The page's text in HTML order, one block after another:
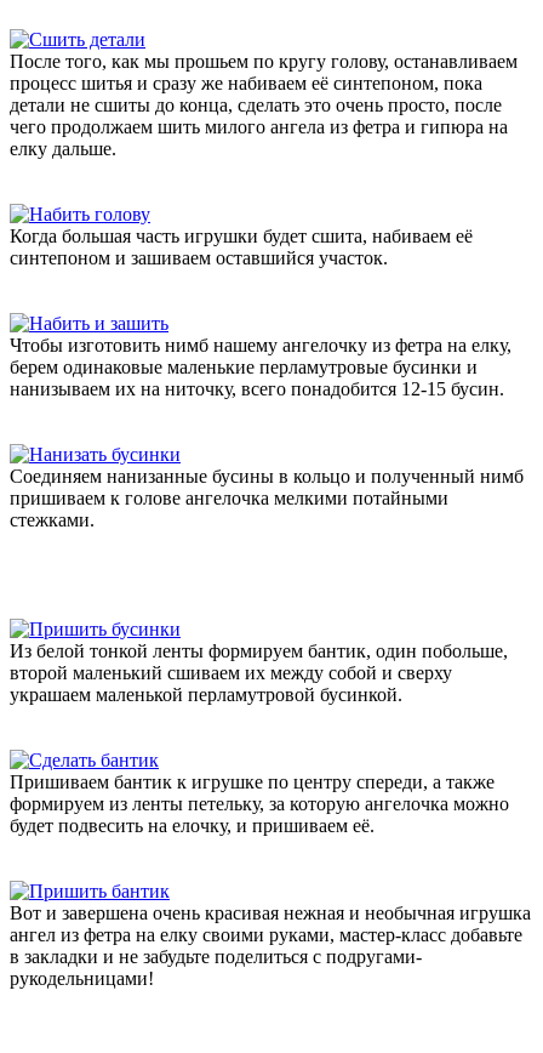
После того, как мы прошьем по кругу голову, останавливаем
процесс шитья и сразу же набиваем её синтепоном, пока
детали не сшиты до конца, сделать это очень просто, после
чего продолжаем шить милого ангела из фетра и гипюра на
елку дальше.
Когда большая часть игрушки будет сшита, набиваем её
синтепоном и зашиваем оставшийся участок.
Чтобы изготовить нимб нашему ангелочку из фетра на елку,
берем одинаковые маленькие перламутровые бусинки и
нанизываем их на ниточку, всего понадобится 12-15 бусин.
Соединяем нанизанные бусины в кольцо и полученный нимб
пришиваем к голове ангелочка мелкими потайными
стежками.
Из белой тонкой ленты формируем бантик, один побольше,
второй маленький сшиваем их между собой и сверху
украшаем маленькой перламутровой бусинкой.
Пришиваем бантик к игрушке по центру спереди, а также
формируем из ленты петельку, за которую ангелочка можно
будет подвесить на елочку, и пришиваем её.
Вот и завершена очень красивая нежная и необычная игрушка
ангел из фетра на елку своими руками, мастер-класс добавьте
в закладки и не забудьте поделиться с подругами-
рукодельницами!